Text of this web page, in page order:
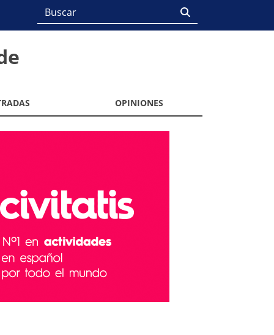
OPINIONES